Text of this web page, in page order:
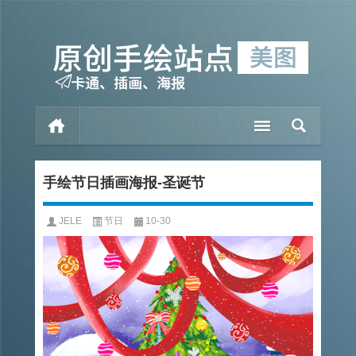
手绘节日插画海报-圣诞节
JELE 节日 10-30